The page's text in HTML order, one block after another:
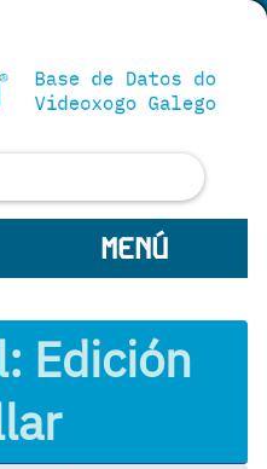
MENÚ
Edición